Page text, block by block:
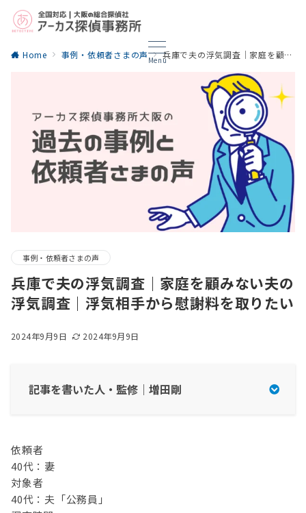
Menu
Home 事例・依頼者さまの声 兵庫で夫の浮気調査｜家庭を顧みない夫の浮気調査｜浮気相手から慰謝料を取りたい
事例・依頼者さまの声
兵庫で夫の浮気調査｜家庭を顧みない夫の
浮気調査｜浮気相手から慰謝料を取りたい
2024年9月9日 2024年9月9日
記事を書いた人・監修｜増田剛
一社）日本探偵業認定調査士連盟
パマリー | 結婚後の夫婦生活の悩み解決するメディ
ア
依頼者
40代：妻
対象者
40代：夫「公務員」